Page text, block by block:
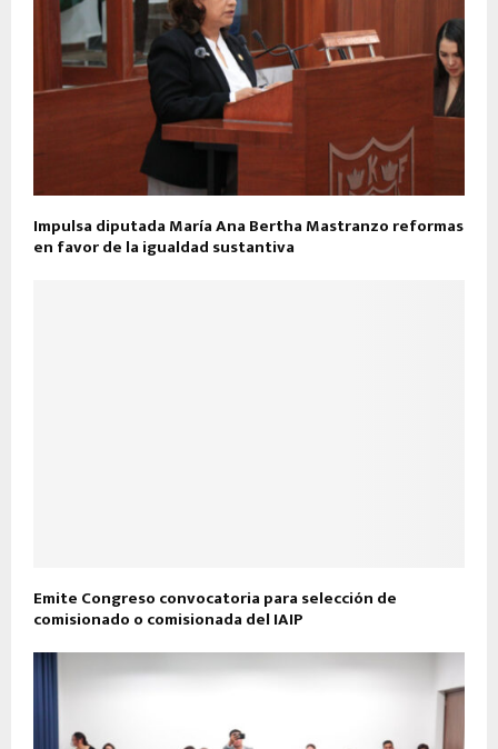
Impulsa diputada María Ana Bertha Mastranzo reformas
en favor de la igualdad sustantiva
Emite Congreso convocatoria para selección de
comisionado o comisionada del IAIP